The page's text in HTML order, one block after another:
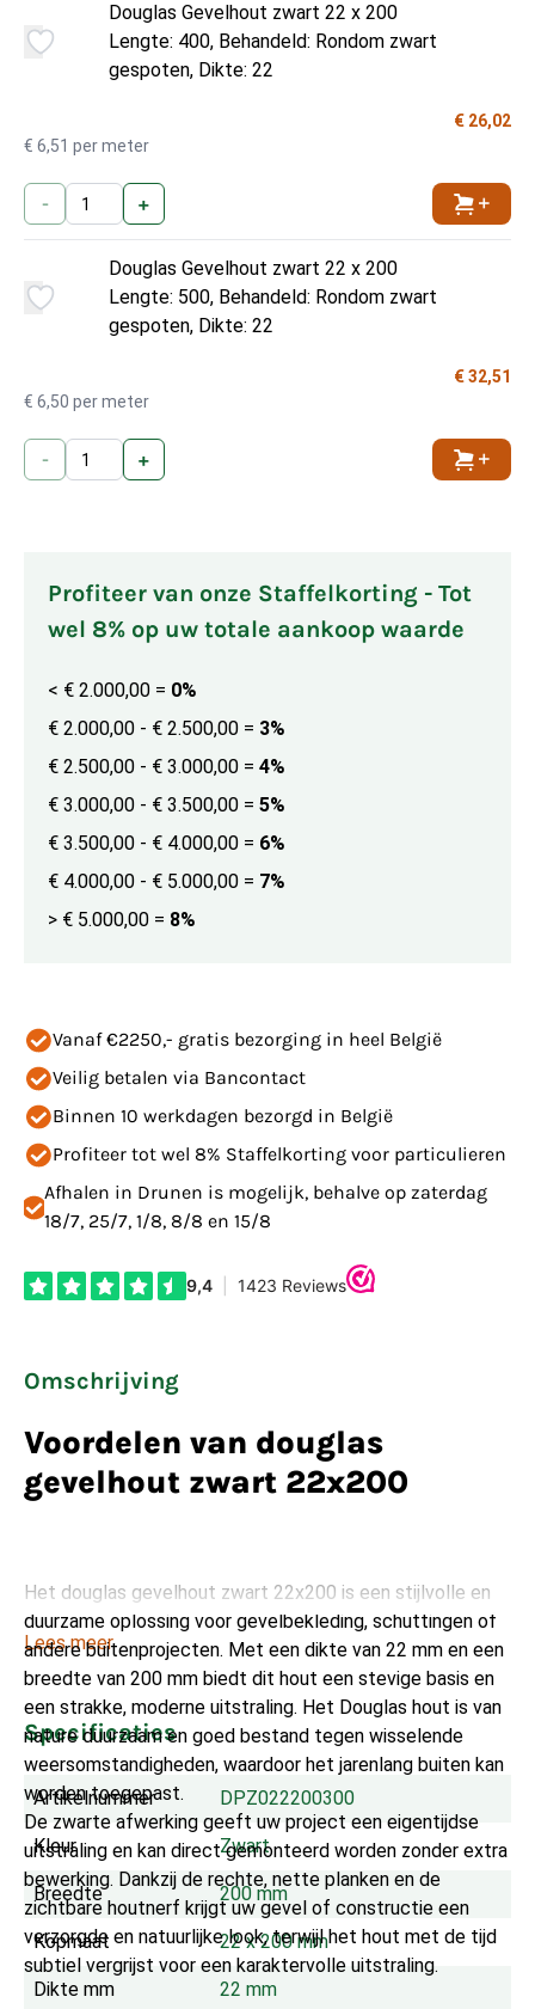
Douglas Gevelhout zwart 22 x 200
Lengte: 400, Behandeld: Rondom zwart
gespoten, Dikte: 22
€ 26,02
€ 6,51 per meter
- +
Douglas Gevelhout zwart 22 x 200
Lengte: 500, Behandeld: Rondom zwart
gespoten, Dikte: 22
€ 32,51
€ 6,50 per meter
- +
Profiteer van onze Staffelkorting - Tot
wel 8% op uw totale aankoop waarde
< € 2.000,00 = 0%
€ 2.000,00 - € 2.500,00 = 3%
€ 2.500,00 - € 3.000,00 = 4%
€ 3.000,00 - € 3.500,00 = 5%
€ 3.500,00 - € 4.000,00 = 6%
€ 4.000,00 - € 5.000,00 = 7%
> € 5.000,00 = 8%
Vanaf €2250,- gratis bezorging in heel België
Veilig betalen via Bancontact
Binnen 10 werkdagen bezorgd in België
Profiteer tot wel 8% Staffelkorting voor particulieren
Afhalen in Drunen is mogelijk, behalve op zaterdag
18/7, 25/7, 1/8, 8/8 en 15/8
Omschrijving
Voordelen van douglas
gevelhout zwart 22x200
Het douglas gevelhout zwart 22x200 is een stijlvolle en
duurzame oplossing voor gevelbekleding, schuttingen of
andere buitenprojecten. Met een dikte van 22 mm en een
breedte van 200 mm biedt dit hout een stevige basis en
een strakke, moderne uitstraling. Het Douglas hout is van
nature duurzaam en goed bestand tegen wisselende
weersomstandigheden, waardoor het jarenlang buiten kan
worden toegepast.
De zwarte afwerking geeft uw project een eigentijdse
uitstraling en kan direct gemonteerd worden zonder extra
bewerking. Dankzij de rechte, nette planken en de
zichtbare houtnerf krijgt uw gevel of constructie een
verzorgde en natuurlijke look, terwijl het hout met de tijd
subtiel vergrijst voor een karaktervolle uitstraling.
Lees meer
Specificaties
Artikelnummer DPZ022200300
Kleur Zwart
Breedte 200 mm
Kopmaat 22 x 200 mm
Dikte mm 22 mm